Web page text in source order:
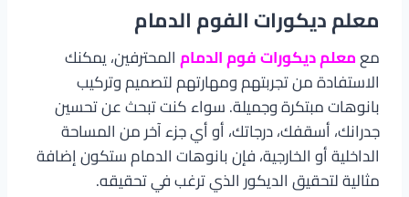
معلم ديكورات الفوم الدمام
معمعلم ديكورات فوم الدمامالمحترفين، يمكنك
الاستفادة من تجربتهم ومهارتهم لتصميم وتركيب
بانوهات مبتكرة وجميلة. سواء كنت تبحث عن تحسين
جدرانك، أسقفك، درجاتك، أو أي جزء آخر من المساحة
الداخلية أو الخارجية، فإن بانوهات الدمام ستكون إضافة
مثالية لتحقيق الديكور الذي ترغب في تحقيقه.